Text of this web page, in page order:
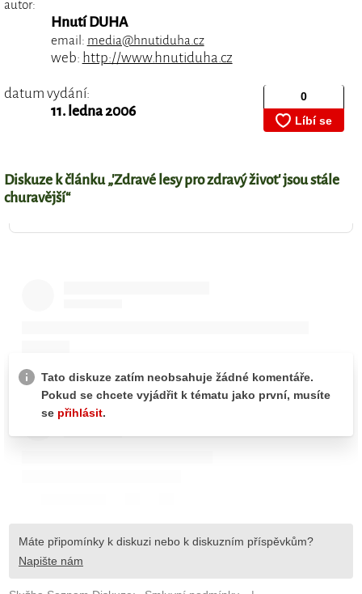
autor:
Hnutí DUHA
email: media@hnutiduha.cz
web: http://www.hnutiduha.cz
datum vydání:
11. ledna 2006
Diskuze k článku „'Zdravé lesy pro zdravý život' jsou stále
churavější“